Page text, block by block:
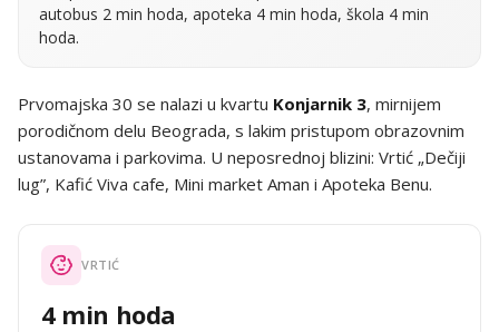
autobus 2 min hoda, apoteka 4 min hoda, škola 4 min
hoda.
Prvomajska 30 se nalazi u kvartu Konjarnik 3, mirnijem
porodičnom delu Beograda, s lakim pristupom obrazovnim
ustanovama i parkovima. U neposrednoj blizini: Vrtić „Dečiji
lug”, Kafić Viva cafe, Mini market Aman i Apoteka Benu.
VRTIĆ
4 min hoda